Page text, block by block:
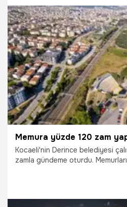
13.01.2026 Kocaeli
Kocaeli'nin Derince belediyesi
zamla gündeme oturdu. Memurların ekonomik ve sosyal